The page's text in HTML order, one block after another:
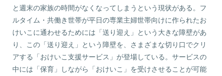
と週末の家族の時間がなくなってしまうという現状がある。フ
ルタイム・共働き世帯が平日の専業主婦世帯向けに作られたお
けいこに通わせるためには「送り迎え」という大きな障壁があ
り、この「送り迎え」という障壁を、さまざまな切り口でクリ
アする「おけいこ支援サービス」が登場している。サービスの
中には「保育」しながら「おけいこ」を受けさせることが可能